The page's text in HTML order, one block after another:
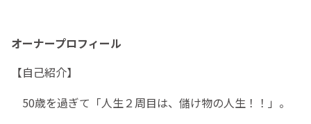
オーナープロフィール
【自己紹介】
50歳を過ぎて「人生２周目は、儲け物の人生！！」。